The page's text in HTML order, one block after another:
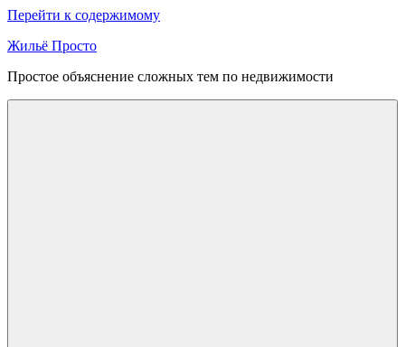
Перейти к содержимому
Жильё Просто
Простое объяснение сложных тем по недвижимости